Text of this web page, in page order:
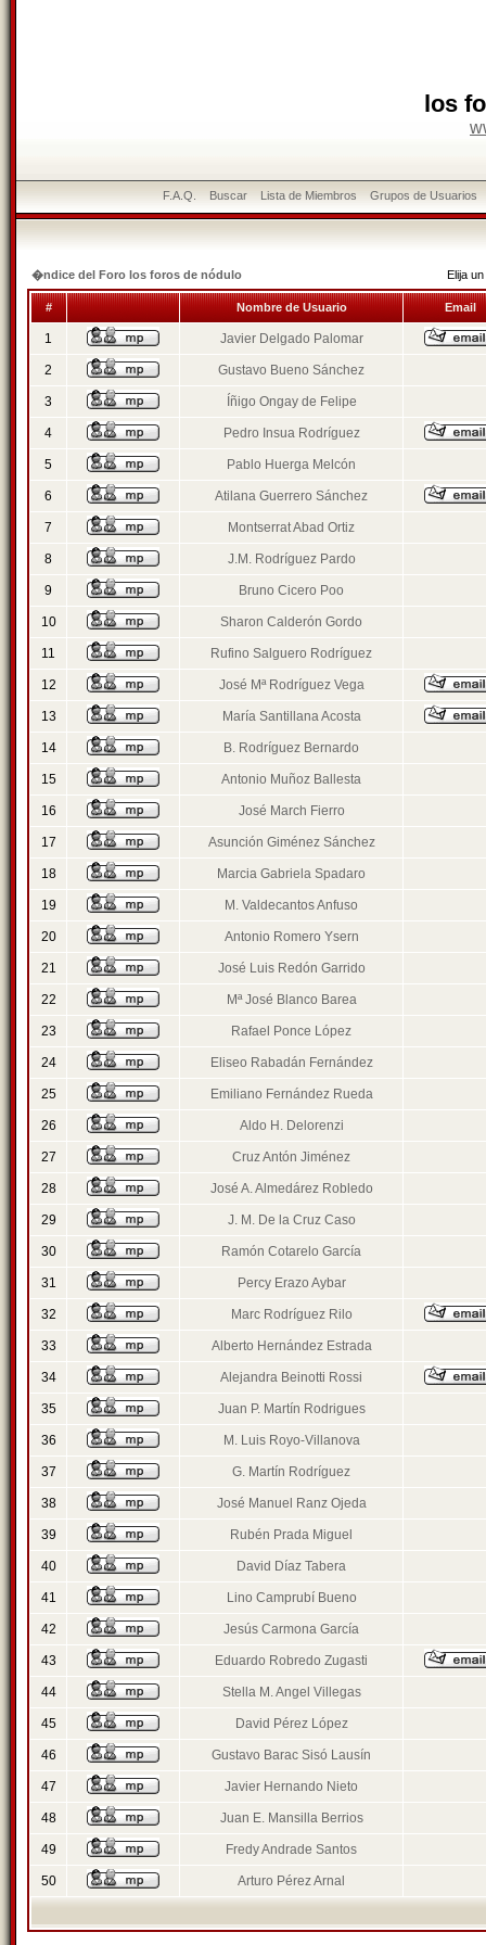
los
F.A.Q. Buscar Lista de Miembros Grupos de Usuarios
�ndice del Foro los foros de nódulo Elija
# Nombre de Usuario Email
1 Javier Delgado Palomar
2 Gustavo Bueno Sánchez
3 Íñigo Ongay de Felipe
4 Pedro Insua Rodríguez
5 Pablo Huerga Melcón
6 Atilana Guerrero Sánchez
7 Montserrat Abad Ortiz
8 J.M. Rodríguez Pardo
9 Bruno Cicero Poo
10 Sharon Calderón Gordo
11 Rufino Salguero Rodríguez
12 José Mª Rodríguez Vega
13 María Santillana Acosta
14 B. Rodríguez Bernardo
15 Antonio Muñoz Ballesta
16 José March Fierro
17 Asunción Giménez Sánchez
18 Marcia Gabriela Spadaro
19 M. Valdecantos Anfuso
20 Antonio Romero Ysern
21 José Luis Redón Garrido
22 Mª José Blanco Barea
23 Rafael Ponce López
24 Eliseo Rabadán Fernández
25 Emiliano Fernández Rueda
26 Aldo H. Delorenzi
27 Cruz Antón Jiménez
28 José A. Almedárez Robledo
29 J. M. De la Cruz Caso
30 Ramón Cotarelo García
31 Percy Erazo Aybar
32 Marc Rodríguez Rilo
33 Alberto Hernández Estrada
34 Alejandra Beinotti Rossi
35 Juan P. Martín Rodrigues
36 M. Luis Royo-Villanova
37 G. Martín Rodríguez
38 José Manuel Ranz Ojeda
39 Rubén Prada Miguel
40 David Díaz Tabera
41 Lino Camprubí Bueno
42 Jesús Carmona García
43 Eduardo Robredo Zugasti
44 Stella M. Angel Villegas
45 David Pérez López
46 Gustavo Barac Sisó Lausín
47 Javier Hernando Nieto
48 Juan E. Mansilla Berrios
49 Fredy Andrade Santos
50 Arturo Pérez Arnal